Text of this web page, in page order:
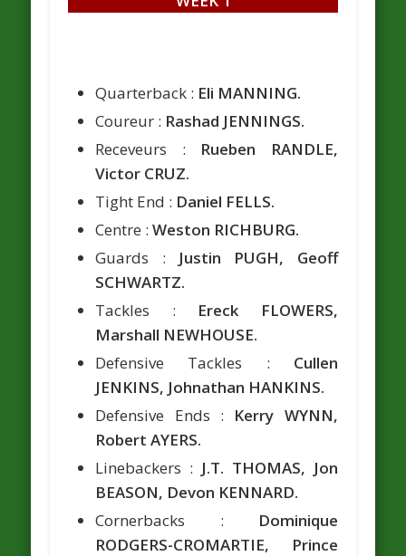
Quarterback : Eli MANNING.
Coureur : Rashad JENNINGS.
Receveurs : Rueben RANDLE,
Victor CRUZ.
Tight End : Daniel FELLS.
Centre :Weston RICHBURG.
Guards : Justin PUGH, Geoff
SCHWARTZ.
Tackles : Ereck FLOWERS,
Marshall NEWHOUSE.
Defensive Tackles : Cullen
JENKINS, Johnathan HANKINS.
Defensive Ends : Kerry WYNN,
Robert AYERS.
Linebackers : J.T. THOMAS, Jon
BEASON, Devon KENNARD.
Cornerbacks : Dominique
RODGERS-CROMARTIE, Prince